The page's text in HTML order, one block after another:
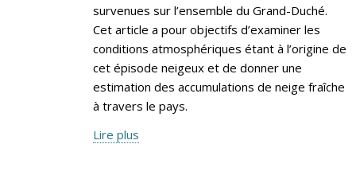
survenues sur l’ensemble du Grand-Duché.
Cet article a pour objectifs d’examiner les
conditions atmosphériques étant à l’origine de
cet épisode neigeux et de donner une
estimation des accumulations de neige fraîche
à travers le pays.
Lire plus